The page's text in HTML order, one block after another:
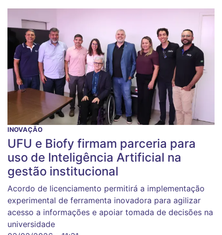
INOVAÇÃO
UFU e Biofy firmam parceria para
uso de Inteligência Artificial na
gestão institucional
Acordo de licenciamento permitirá a implementação
experimental de ferramenta inovadora para agilizar
acesso a informações e apoiar tomada de decisões na
universidade